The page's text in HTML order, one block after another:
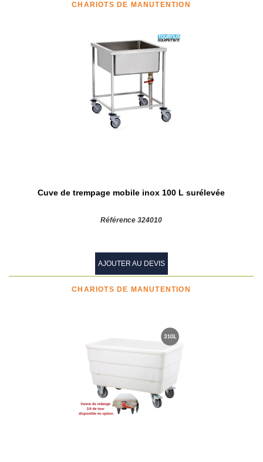
CHARIOTS DE MANUTENTION
Cuve de trempage mobile inox 100 L surélevée
Référence 324010
AJOUTER AU DEVIS
CHARIOTS DE MANUTENTION